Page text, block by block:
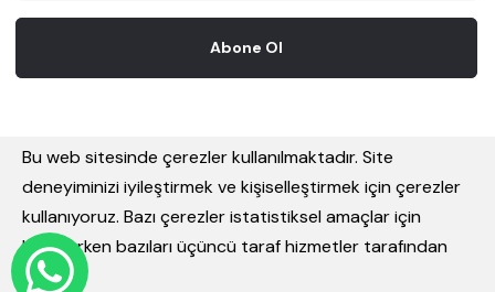
Abone Ol
© 2026. Tüm Hakları SaklıdırSteel Kalıp.
Bu web sitesinde çerezler kullanılmaktadır. Site
deneyiminizi iyileştirmek ve kişiselleştirmek için çerezler
kullanıyoruz. Bazı çerezler istatistiksel amaçlar için
kullanılırken bazıları üçüncü taraf hizmetler tarafından
kullanılır.